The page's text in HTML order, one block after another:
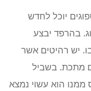
יוכל לחדש
בהרפד יבצע
יש רהיטים אשר
מתכת. בשביל
הוא עשוי נמצא